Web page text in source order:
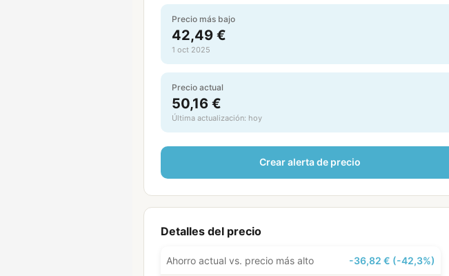
Precio más bajo
42,49 €
1 oct 2025
Precio actual
50,16 €
Última actualización: hoy
Crear alerta de precio
Detalles del precio
Ahorro actual vs. precio más alto -36,82 € (-42,3%)